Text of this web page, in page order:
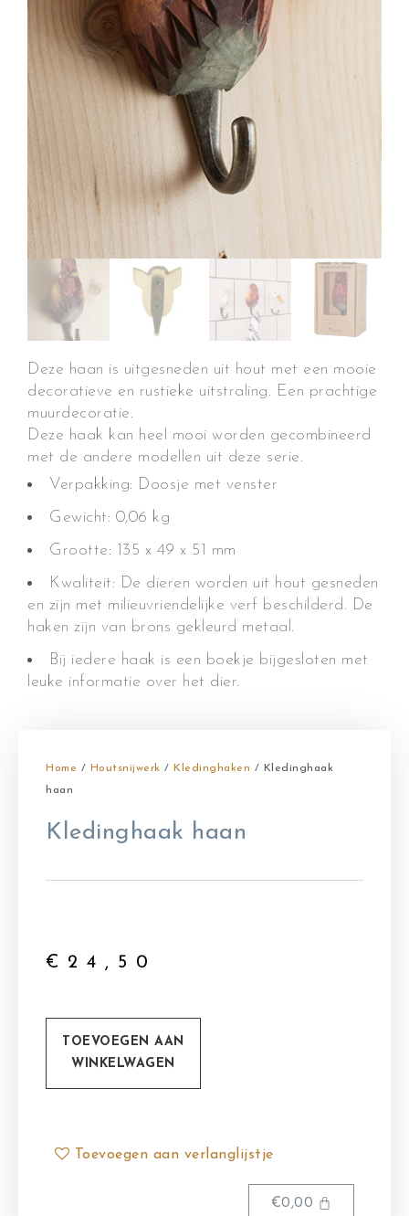
Deze haan is uitgesneden uit hout met een mooie
decoratieve en rustieke uitstraling. Een prachtige
muurdecoratie.
Deze haak kan heel mooi worden gecombineerd
met de andere modellen uit deze serie.
Verpakking: Doosje met venster
Gewicht: 0,06 kg
Grootte: 135 x 49 x 51 mm
Kwaliteit: De dieren worden uit hout gesneden
en zijn met milieuvriendelijke verf beschilderd. De
haken zijn van brons gekleurd metaal.
Bij iedere haak is een boekje bijgesloten met
leuke informatie over het dier.
Home / Houtsnijwerk / Kledinghaken / Kledinghaak
haan
Kledinghaak haan
€ 24,50
TOEVOEGEN AAN
WINKELWAGEN
Toevoegen aan verlanglijstje
€0,00